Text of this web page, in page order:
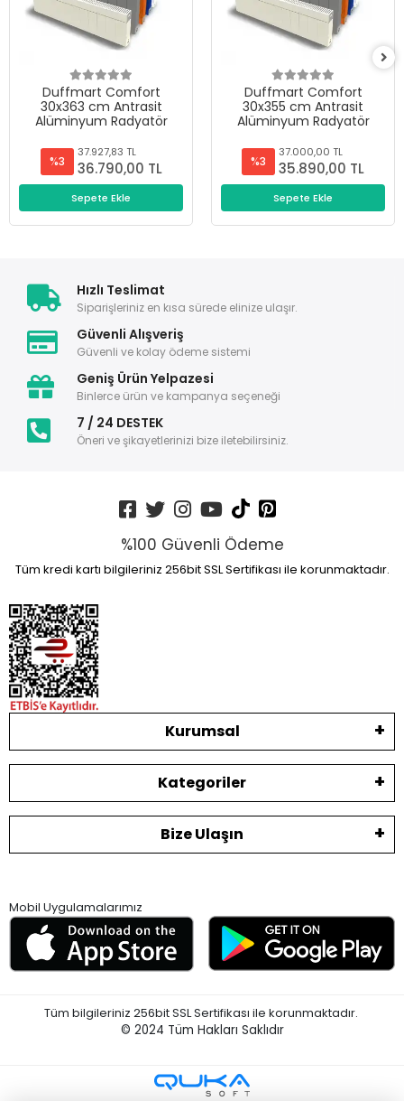
Duffmart Comfort
30x363 cm Antrasit
Alüminyum Radyatör
%3
37.927,83 TL
36.790,00 TL
Sepete Ekle
Duffmart Comfort
30x355 cm Antrasit
Alüminyum Radyatör
%3
37.000,00 TL
35.890,00 TL
Sepete Ekle
Hızlı Teslimat
Siparişleriniz en kısa sürede elinize ulaşır.
Güvenli Alışveriş
Güvenli ve kolay ödeme sistemi
Geniş Ürün Yelpazesi
Binlerce ürün ve kampanya seçeneği
7 / 24 DESTEK
Öneri ve şikayetlerinizi bize iletebilirsiniz.
%100 Güvenli Ödeme
Tüm kredi kartı bilgileriniz 256bit SSL Sertifikası ile korunmaktadır.
Kurumsal
Kategoriler
Bize Ulaşın
Mobil Uygulamalarımız
Tüm bilgileriniz 256bit SSL Sertifikası ile korunmaktadır.
© 2024 Tüm Hakları Saklıdır